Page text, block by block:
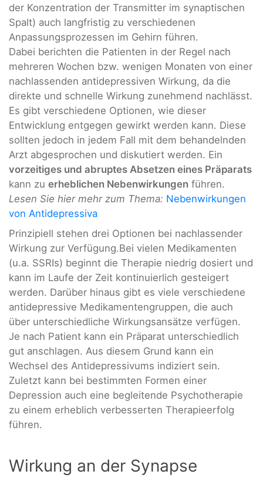
der Konzentration der Transmitter im synaptischen
Spalt) auch langfristig zu verschiedenen
Anpassungsprozessen im Gehirn führen.
Dabei berichten die Patienten in der Regel nach
mehreren Wochen bzw. wenigen Monaten von einer
nachlassenden antidepressiven Wirkung, da die
direkte und schnelle Wirkung zunehmend nachlässt.
Es gibt verschiedene Optionen, wie dieser
Entwicklung entgegen gewirkt werden kann. Diese
sollten jedoch in jedem Fall mit dem behandelnden
Arzt abgesprochen und diskutiert werden. Ein
vorzeitiges und abruptes Absetzen eines Präparats
kann zu erheblichen Nebenwirkungen führen.
Lesen Sie hier mehr zum Thema: Nebenwirkungen
von Antidepressiva
Prinzipiell stehen drei Optionen bei nachlassender
Wirkung zur Verfügung.Bei vielen Medikamenten
(u.a. SSRIs) beginnt die Therapie niedrig dosiert und
kann im Laufe der Zeit kontinuierlich gesteigert
werden. Darüber hinaus gibt es viele verschiedene
antidepressive Medikamentengruppen, die auch
über unterschiedliche Wirkungsansätze verfügen.
Je nach Patient kann ein Präparat unterschiedlich
gut anschlagen. Aus diesem Grund kann ein
Wechsel des Antidepressivums indiziert sein.
Zuletzt kann bei bestimmten Formen einer
Depression auch eine begleitende Psychotherapie
zu einem erheblich verbesserten Therapieerfolg
führen.
Wirkung an der Synapse